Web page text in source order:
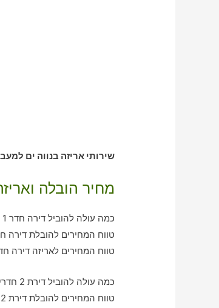
שירותי אריזה בנווה ים
מחיר הובלה
כמה עולה להוביל דירה חדר 1 בנווה ים עם חברת הובלה כולל אריזה?
טווח המחירים להובלת דירה חדר 1 בנווה ים – בין 380-
טווח המחירים לאריזה דירה חדר 1 בנווה ים – בין 380-
כמה עולה להוביל דירת 2 חדרים בנווה ים עם חברת הובלה כולל אריזה?
טווח המחירים להובלת דירת 2 חדרים בנווה ים – בין 760-1130 ש"ח